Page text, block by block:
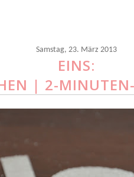
Samstag, 23. März 2013
EINS:
| 2-